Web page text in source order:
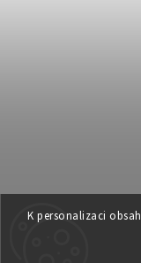
K personalizaci